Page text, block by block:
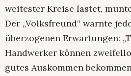
weitester Kreise lastet,
Der „Volksfreund“ warnte
überzogenen Erwartungen:
Handwerker können
gutes Auskommen